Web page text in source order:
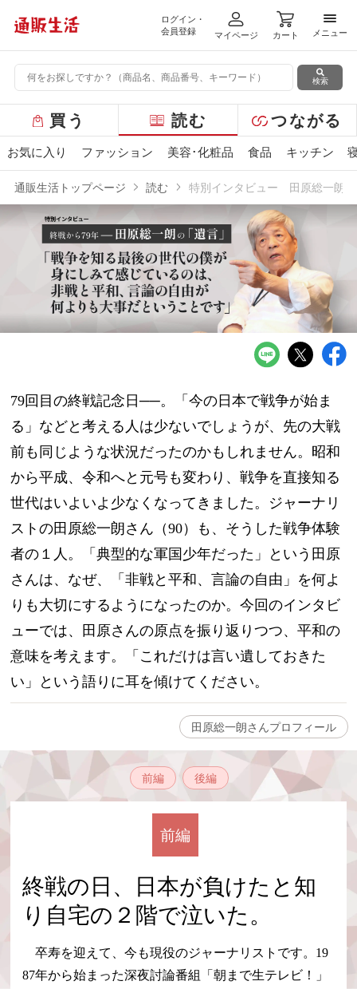
ログイン・
会員登録
マイページ カート
メニ
メニュー
検索
ー
バ
買う 読む つながる
お気に入り ファッション 美容･化粧品 食品 キッチン
通販生活トップページ 読む 特別インタビュー 田原総一朗
79回目の終戦記念日──。「今の日本で戦争が始ま
る」などと考える人は少ないでしょうが、先の大戦
前も同じような状況だったのかもしれません。昭和
から平成、令和へと元号も変わり、戦争を直接知る
世代はいよいよ少なくなってきました。ジャーナリ
ストの田原総一朗さん（90）も、そうした戦争体験
者の１人。「典型的な軍国少年だった」という田原
さんは、なぜ、「非戦と平和、言論の自由」を何よ
りも大切にするようになったのか。今回のインタビ
ューでは、田原さんの原点を振り返りつつ、平和の
意味を考えます。「これだけは言い遺しておきた
い」という語りに耳を傾けてください。
田原総一朗さんプロフィール
前編 後編
前編
終戦の日、日本が負けたと知
り自宅の２階で泣いた。
卒寿を迎えて、今も現役のジャーナリストです。19
87年から始まった深夜討論番組「朝まで生テレビ！」